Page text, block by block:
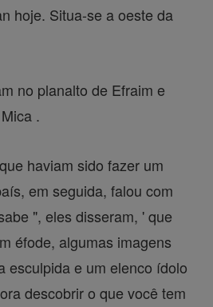
hoje. Situa-se a oeste da
no planalto de Efraim e
.
haviam sido fazer um
em seguida, falou com
", eles disseram, ' que
éfode, algumas imagens
esculpida e um elenco ídolo
descobrir o que você tem